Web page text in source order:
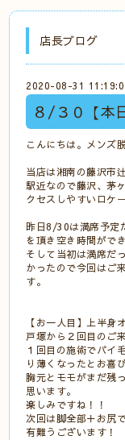
店長ブログ
2020-08-31
８/３０【本
こんにちは。メンズ
当店は湘南の藤沢市
駅近なので藤沢、茅
クセスしやすいロケ
昨日8/30は満席予定
を頂き空き時間がで
そして当初は満席だ
かったので今回はご
す。
【お一人目】上半身
戸塚から２回目のご
１回目の施術でパイ
り薄くなったとお喜
胸元とモモがまだ残
思います。
楽しみですね！！
次回は脚全部＋お尻
有難うございます！